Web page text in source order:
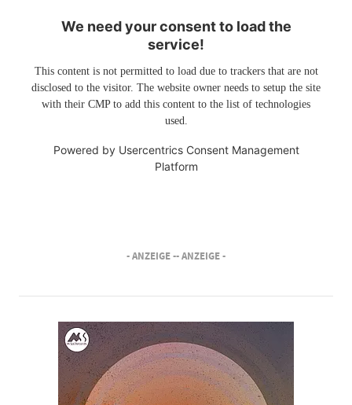
We need your consent to load the
service!
This content is not permitted to load due to trackers that are not
disclosed to the visitor. The website owner needs to setup the site
with their CMP to add this content to the list of technologies
used.
Powered by Usercentrics Consent Management
Platform
- ANZEIGE -- ANZEIGE -